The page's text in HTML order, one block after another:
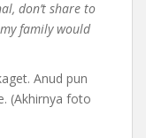
don’t share to
family would
Anud pun
(Akhirnya foto